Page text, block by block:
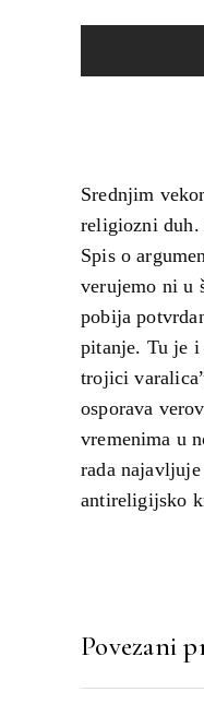
Srednjim
religiozni
Spis o
verujemo ni u
pobija
pitanje. Tu je
trojici
osporava
vremenima u
rada
antireligijsko
Povezani